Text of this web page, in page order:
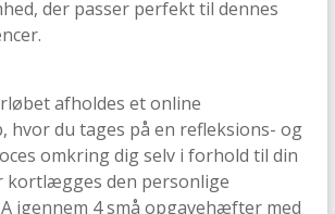
der passer perfekt til dennes
afholdes et online
hvor du tages på en refleksions- og
omkring dig selv i forhold til din
kortlægges den personlige
igennem 4 små opgavehæfter med